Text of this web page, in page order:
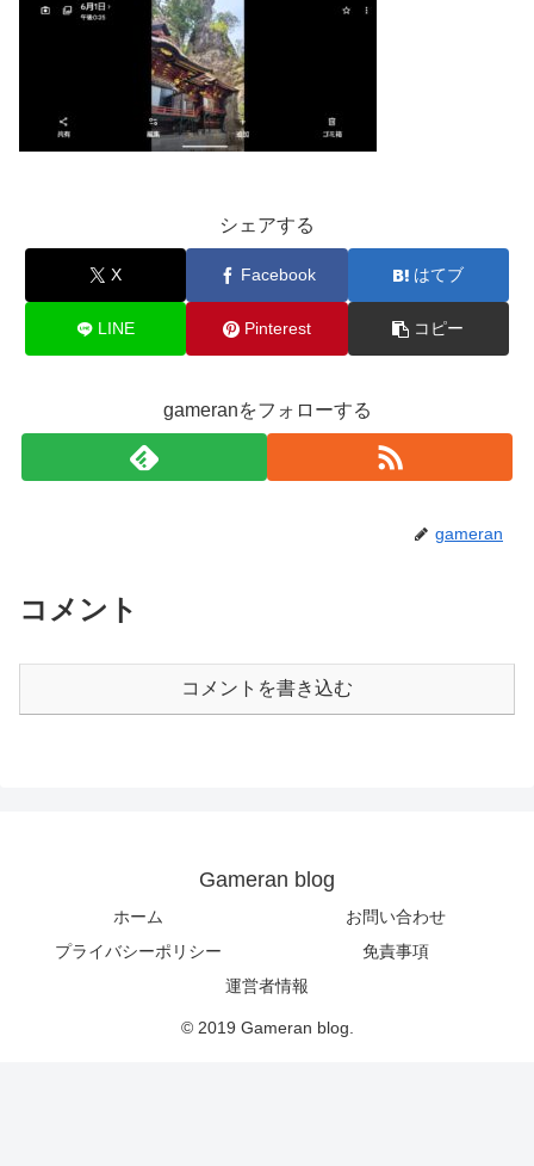
シェアする
X Facebook はてブ
LINE Pinterest コピー
gameranをフォローする
gameran
コメント
コメントを書き込む
Gameran blog
ホーム
お問い合わせ
プライバシーポリシー
免責事項
運営者情報
© 2019 Gameran blog.